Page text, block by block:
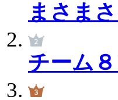
まさま
チーム